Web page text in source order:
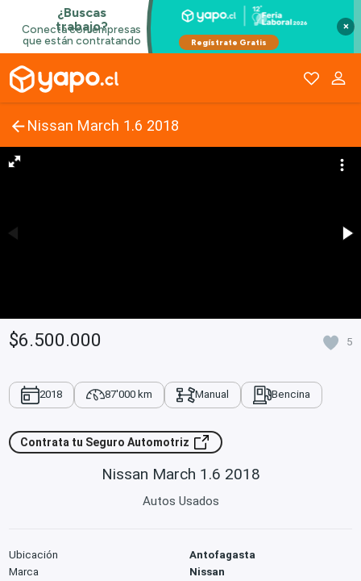
×
Nissan March 1.6 2018
$6.500.000 5
2018 87'000 km Manual Bencina
Contrata tu Seguro Automotriz
Nissan March 1.6 2018
Autos Usados
Ubicación
Antofagasta
Marca
Nissan